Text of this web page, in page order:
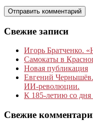
Свежие записи
Игорь Братченко.
Самокаты в
Новая публикация
Евгений Чернышёв.
ИИ-революции.
К 185‑летию со
Свежие